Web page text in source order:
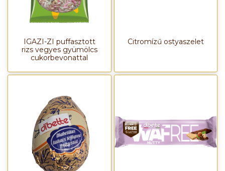
IGAZI-ZI puffasztott
rizs vegyes gyümölcs
cukorbevonattal
Citromízű ostyaszelet